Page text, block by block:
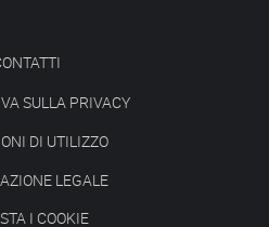
SULLA PRIVACY
DI UTILIZZO
LEGALE
I COOKIE